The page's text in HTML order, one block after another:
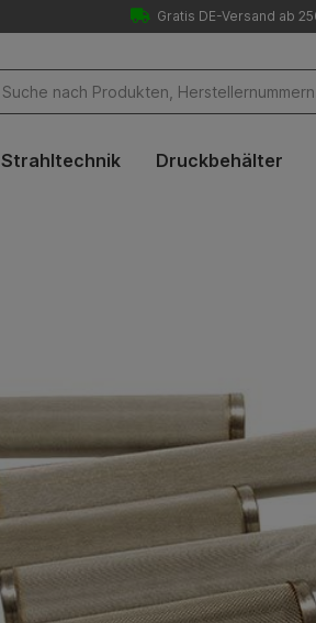
Gratis DE-Versand ab
Strahltechnik Druckbehälter